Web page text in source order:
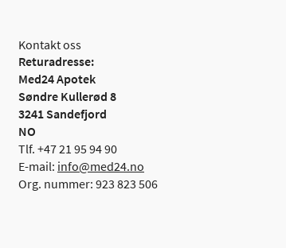
Kontakt oss
Returadresse:
Med24 Apotek
Søndre Kullerød 8
3241 Sandefjord
NO
Tlf. +47 21 95 94 90
E-mail: info@med24.no
Org. nummer: 923 823 506